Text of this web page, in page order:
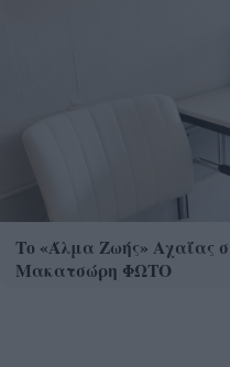
Το «Άλμα Ζωής» Αχαΐας
Μακατσώρη ΦΩΤΟ